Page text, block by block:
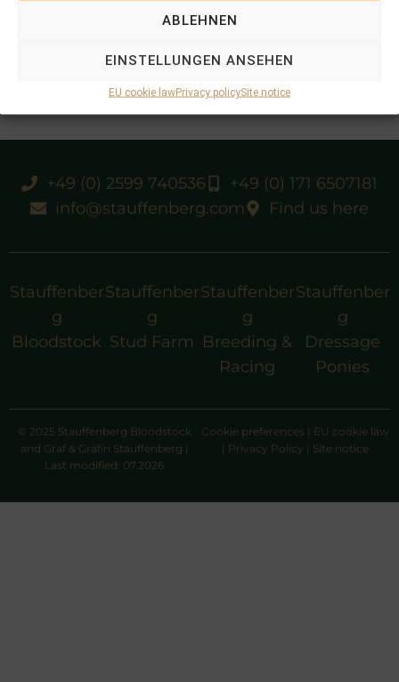
ABLEHNEN
EINSTELLUNGEN ANSEHEN
EU cookie lawPrivacy policySite notice
+49 (0) 2599 740536
+49 (0) 171 6507181
info@stauffenberg.com
Find us here
Stauffenber
g
Bloodstock
Stauffenber
g
Stud Farm
Stauffenber
g
Breeding &
Racing
Stauffenber
g
Dressage
Ponies
© 2025 Stauffenberg Bloodstock
and Graf & Gräfin Stauffenberg |
Last modified: 07.2026
Cookie preferences | EU cookie law
| Privacy Policy | Site notice